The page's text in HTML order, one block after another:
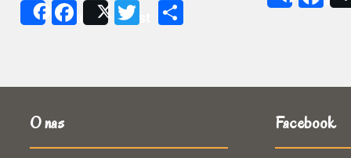
ShareFacebook
Post Twitter
O nas Facebook